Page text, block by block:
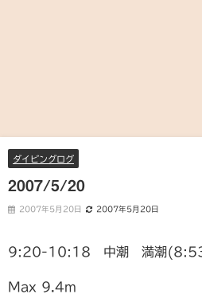
ダイビングログ
2007/5/20
2007年5月20日 2007年5月20日
9:20-10:18 中潮 満潮
Max 9.4m